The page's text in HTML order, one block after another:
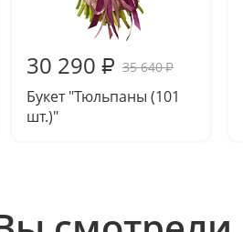
30 290 ₽ 35 640₽
Букет "Тюльпаны (101
шт.)"